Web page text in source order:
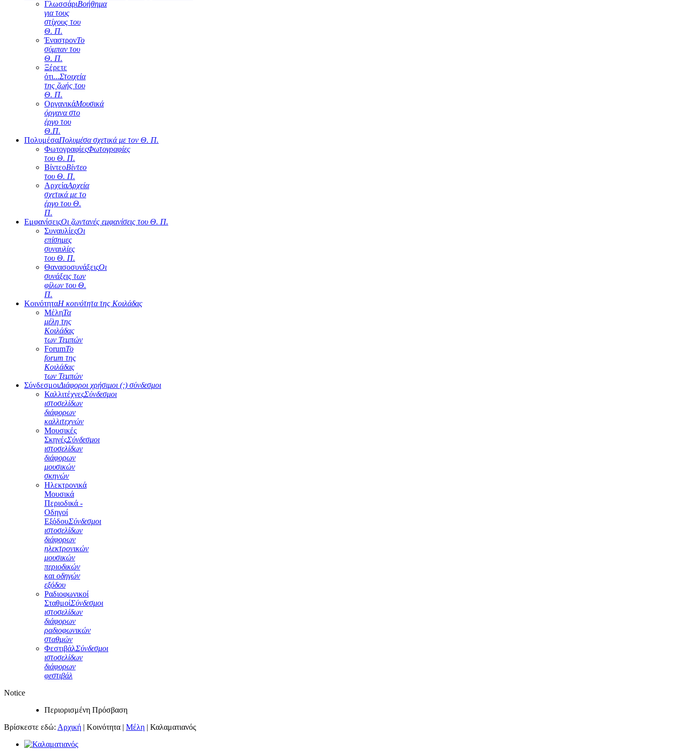
ΓλωσσάριΒοήθημα
για τους
στίχους του
Θ. Π.
ΈναστρονΤο
σύμπαν του
Θ. Π.
Ξέρετε
ότι...Στοιχεία
της ζωής του
Θ. Π.
ΟργανικάΜουσικά
όργανα στο
έργο του
Θ.Π.
ΠολυμέσαΠολυμέσα σχετικά με τον Θ. Π.
ΦωτογραφίεςΦωτογραφίες
του Θ. Π.
ΒίντεοΒίντεο
του Θ. Π.
ΑρχείαΑρχεία
σχετικά με το
έργο του Θ.
Π.
ΕμφανίσειςΟι ζωντανές εμφανίσεις του Θ. Π.
ΣυναυλίεςΟι
επίσημες
συναυλίες
του Θ. Π.
ΘανασοσυνάξειςΟι
συνάξεις των
φίλων του Θ.
Π.
ΚοινότηταΗ κοινότητα της Κοιλάδας
ΜέληΤα
μέλη της
Κοιλάδας
των Τεμπών
ForumΤο
forum της
Κοιλάδας
των Τεμπών
ΣύνδεσμοιΔιάφοροι χρήσιμοι (;) σύνδεσμοι
ΚαλλιτέχνεςΣύνδεσμοι
ιστοσελίδων
διάφορων
καλλιτεχνών
Μουσικές
ΣκηνέςΣύνδεσμοι
ιστοσελίδων
διάφορων
μουσικών
σκηνών
Ηλεκτρονικά
Μουσικά
Περιοδικά -
Οδηγοί
ΕξόδουΣύνδεσμοι
ιστοσελίδων
διάφορων
ηλεκτρονικών
μουσικών
περιοδικών
και οδηγών
εξόδου
Ραδιοφωνικοί
ΣταθμοίΣύνδεσμοι
ιστοσελίδων
διάφορων
ραδιοφωνικών
σταθμών
ΦεστιβάλΣύνδεσμοι
ιστοσελίδων
διάφορων
φεστιβάλ
Notice
Περιορισμένη Πρόσβαση
Βρίσκεστε εδώ: Αρχική | Κοινότητα | Μέλη | Καλαματιανός